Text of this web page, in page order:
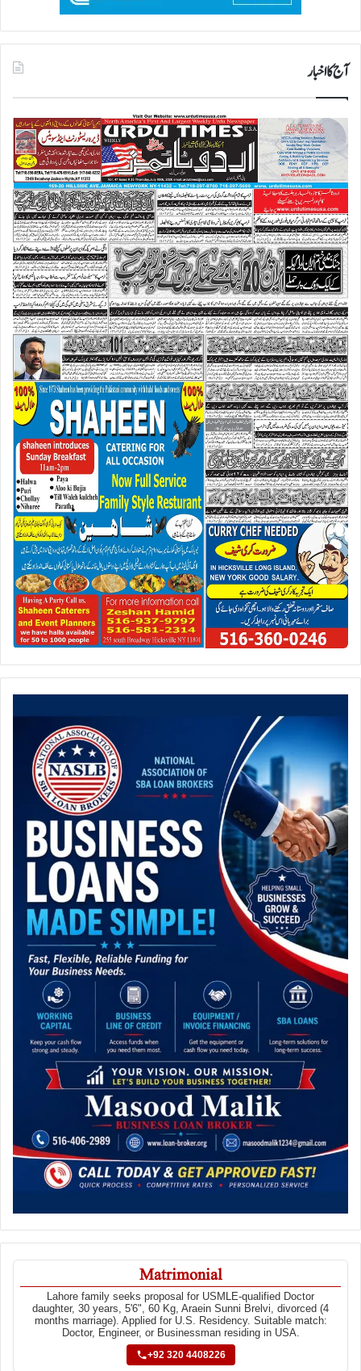
آج کا اخبار
Matrimonial
Lahore family seeks proposal for USMLE-qualified Doctor
daughter, 30 years, 5'6", 60 Kg, Araein Sunni Brelvi, divorced (4
months marriage). Applied for U.S. Residency. Suitable match:
Doctor, Engineer, or Businessman residing in USA.
+92 320 4408226